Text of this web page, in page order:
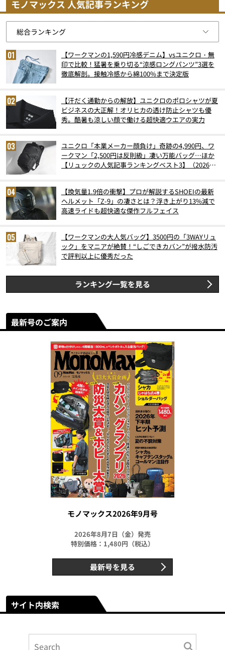
モノマックス 人気記事ランキング
【ワークマンの1,590円冷感デニム】vsユニクロ・無
印で比較！猛暑を乗り切る“涼感ロングパンツ”3選を
徹底解剖。接触冷感から綿100%まで決定版
【汗だく通勤からの解放】ユニクロのポロシャツが夏
ビジネスの大正解！オリヒカの透け防止シャツも優
秀。酷暑も涼しい顔で働ける超快適ウエアの実力
ユニクロ「本業メーカー顔負け」奇跡の4,990円、ワ
ークマン「2,500円は反則級」凄い万能バッグ…ほか
【リュックの人気記事ランキングベスト3】（2026年
【換気量1.9倍の衝撃】プロが解説するSHOEIの最新
ヘルメット「Z-9」の凄さとは？浮き上がり13%減で
高速ライドも超快適な傑作フルフェイス
【ワークマンの大人気バッグ】3500円の「3WAYリュ
ック」をマニアが絶賛！“しごできカバン”が撥水防汚
で評判以上に優秀だった
ランキング一覧を見る
最新号のご案内
モノマックス2026年9月号
2026年8月7日（金）発売
特別価格：1,480円（税込）
最新号を見る
サイト内検索